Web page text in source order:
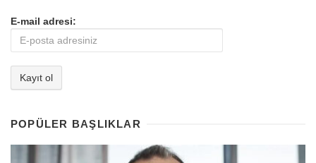
E-mail adresi:
POPÜLER BAŞLIKLAR